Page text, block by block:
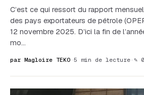
C’est ce qui ressort du rapport
des pays exportateurs de pétrole
12 novembre 2025. D’ici la fin de
mo…
par Magloire TEKO · 5 min de lecture · ✎ 0